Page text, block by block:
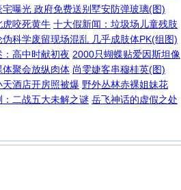
宅曝光 政府免费送别墅安防弹玻璃(图)
虎咬死黄牛 十大假新闻：垃圾场儿童残肢
伪科学废留现场混乱 几乎成肢体PK(组图)
：高中时献初夜 2000只蝴蝶贴爱因斯坦像
体聚会放纵肉体 尚雯婕客串穆桂英(图)
天酒店开房照被爆 野外丛林赤裸姐妹花
：二战五大未解之谜 岳飞神话的虚假之处